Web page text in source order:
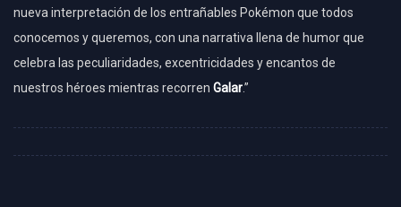
nueva interpretación de los entrañables Pokémon que todos
conocemos y queremos, con una narrativa llena de humor que
celebra las peculiaridades, excentricidades y encantos de
nuestros héroes mientras recorren Galar.”